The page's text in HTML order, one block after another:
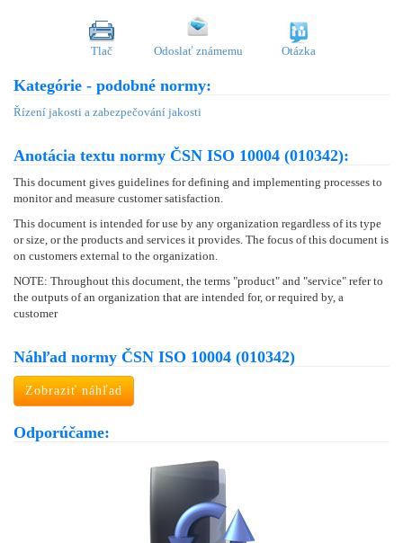
Tlač Odoslať známemu Otázka
Kategórie - podobné normy:
Řízení jakosti a zabezpečování jakosti
Anotácia textu normy ČSN ISO 10004 (010342):
This document gives guidelines for defining and implementing processes to
monitor and measure customer satisfaction.
This document is intended for use by any organization regardless of its type
or size, or the products and services it provides. The focus of this document is
on customers external to the organization.
NOTE: Throughout this document, the terms "product" and "service" refer to
the outputs of an organization that are intended for, or required by, a
customer
Náhľad normy ČSN ISO 10004 (010342)
Zobraziť náhľad
Odporúčame: